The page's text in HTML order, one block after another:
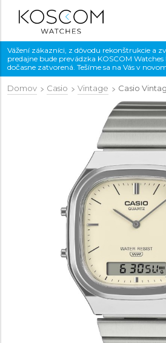
Vážení zákazníci, z dôvodu rekonštrukcie a
predajne bude prevádzka KOSCOM
dočasne zatvorená. Tešíme sa na Vás v
Domov Casio Vintage Casio